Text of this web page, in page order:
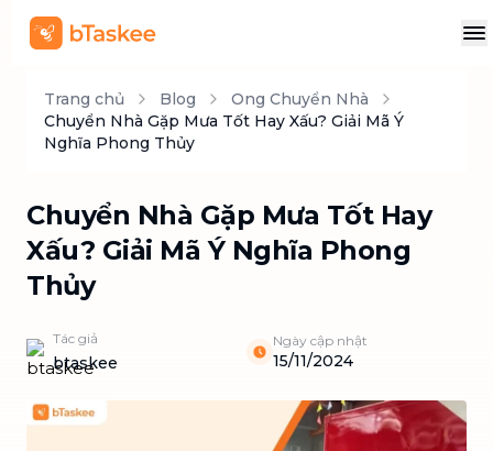
Trang chủ Blog
Ong Chuyển Nhà
Chuyển Nhà Gặp Mưa Tốt Hay Xấu? Giải Mã Ý
Nghĩa Phong Thủy
Chuyển Nhà Gặp Mưa Tốt Hay
Xấu? Giải Mã Ý Nghĩa Phong
Thủy
Tác giả
btaskee
Ngày cập nhật
15/11/2024